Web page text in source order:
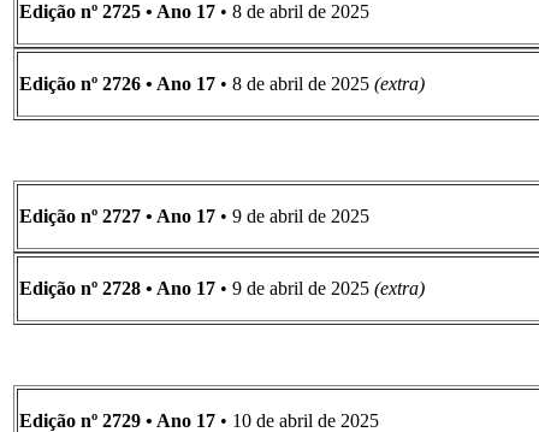
Edição nº 2725 • Ano 17 • 8 de abril de 2025
Edição nº 2726 • Ano 17 • 8 de abril de 2025 (extra)
Edição nº 2727 • Ano 17 • 9 de abril de 2025
Edição nº 2728 • Ano 17 • 9 de abril de 2025 (extra)
Edição nº 2729 • Ano 17 • 10 de abril de 2025